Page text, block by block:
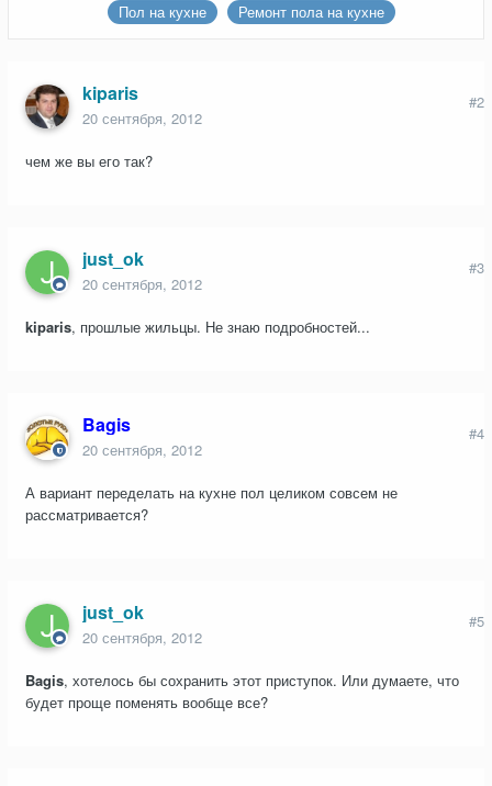
Пол на кухне
Ремонт пола на кухне
kiparis
20 сентября, 2012
#2
чем же вы его так?
just_ok
20 сентября, 2012
#3
kiparis, прошлые жильцы. Не знаю подробностей...
Bagis
20 сентября, 2012
#4
А вариант переделать на кухне пол целиком совсем не
рассматривается?
just_ok
20 сентября, 2012
#5
Bagis, хотелось бы сохранить этот приступок. Или думаете, что
будет проще поменять вообще все?